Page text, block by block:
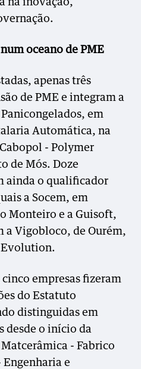
na inovação,
oceano de PME
apenas três
de PME e integram a
em
Automática, na
- Polymer
de Mós. Doze
ainda o qualificador
a Socem, em
Monteiro e a Guisoft,
a Vigobloco, de Ourém,
Evolution.
empresas fizeram
do Estatuto
distinguidas em
desde o início da
- Fabrico
Engenharia e